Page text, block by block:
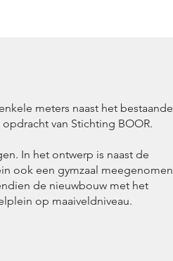
meters naast het bestaande
van Stichting BOOR.
In het ontwerp is naast de
ook een gymzaal meegenomen
de nieuwbouw met het
op maaiveldniveau.